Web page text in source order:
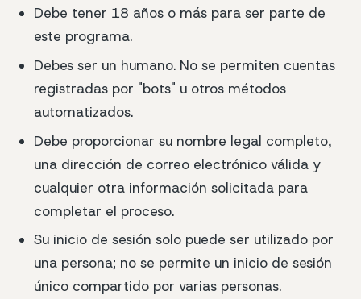
Debe tener 18 años o más para ser parte de
este programa.
Debes ser un humano. No se permiten cuentas
registradas por "bots" u otros métodos
automatizados.
Debe proporcionar su nombre legal completo,
una dirección de correo electrónico válida y
cualquier otra información solicitada para
completar el proceso.
Su inicio de sesión solo puede ser utilizado por
una persona; no se permite un inicio de sesión
único compartido por varias personas.